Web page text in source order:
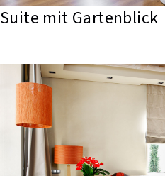
Suite mit Gartenblick